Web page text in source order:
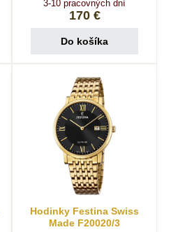
3-10 pracovných dní
170 €
Do košíka
Hodinky Festina Swiss
Made F20020/3